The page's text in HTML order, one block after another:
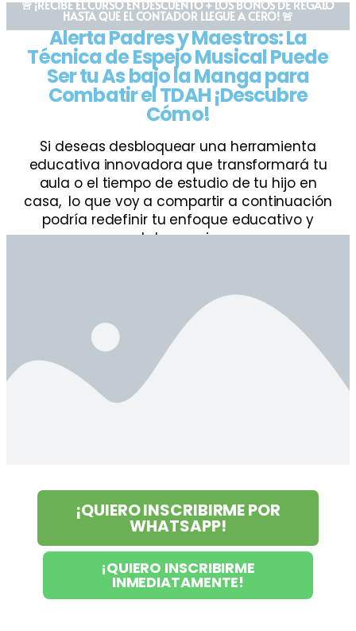
🚨 ¡RECIBE EL CURSO EN DESCUENTO + LOS BONOS DE REGALO
HASTA QUE EL CONTADOR LLEGUE A CERO! 🚨
Alerta Padres y Maestros: La
Técnica de Espejo Musical Puede
Ser tu As bajo la Manga para
Combatir el TDAH ¡Descubre
Cómo!
Si deseas desbloquear una herramienta
educativa innovadora que transformará tu
aula o el tiempo de estudio de tu hijo en
casa, lo que voy a compartir a continuación
podría redefinir tu enfoque educativo y
parental para siempre.
¡QUIERO INSCRIBIRME POR
WHATSAPP!
¡QUIERO INSCRIBIRME
INMEDIATAMENTE!